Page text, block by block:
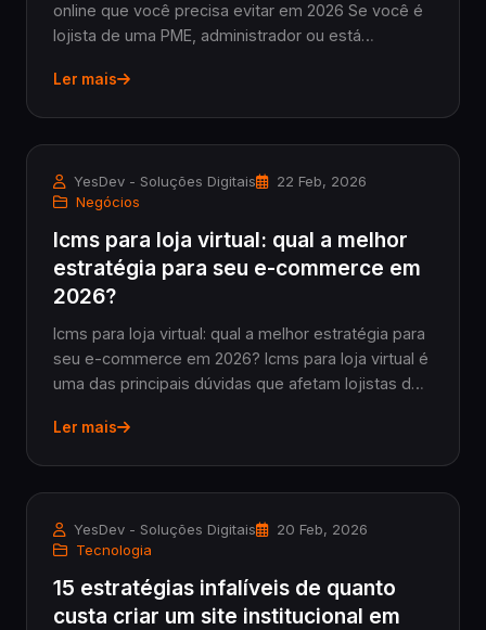
online que você precisa evitar em 2026 Se você é
lojista de uma PME, administrador ou está
o quanto o universo das obrigações fiscais pode
Ler mais
YesDev - Soluções Digitais
22 Feb, 2026
Negócios
Icms para loja virtual: qual a melhor
estratégia para seu e-commerce em
2026?
Icms para loja virtual: qual a melhor estratégia para
seu e-commerce em 2026? Icms para loja virtual é
uma das principais dúvidas que afetam lojistas de
começar a vender online ou ajustar seus proce...
Ler mais
YesDev - Soluções Digitais
20 Feb, 2026
Tecnologia
15 estratégias infalíveis de quanto
custa criar um site institucional em